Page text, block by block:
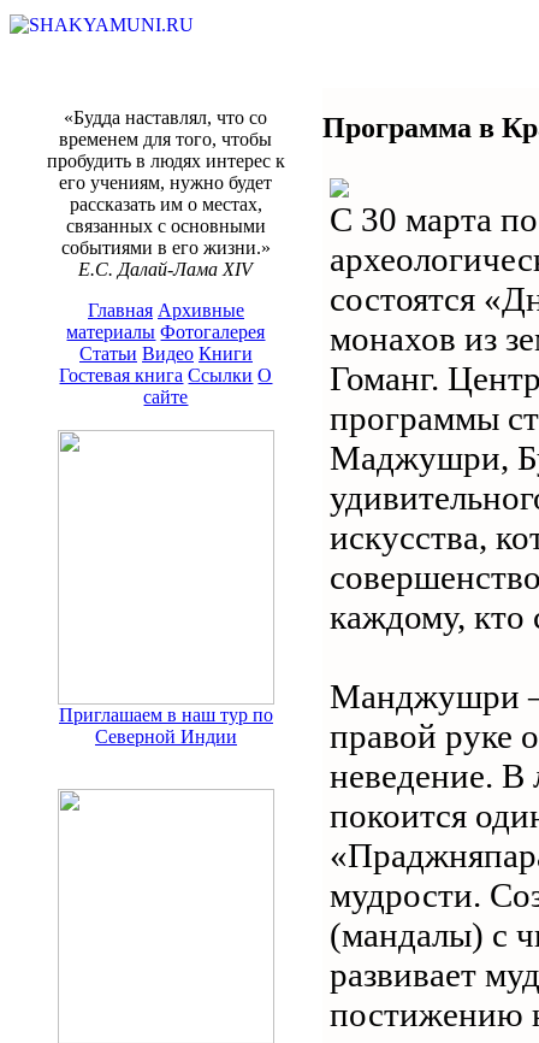
«Будда наставлял, что со
временем для того, чтобы
пробудить в людях интерес к
его учениям, нужно будет
рассказать им о местах,
связанных с основными
событиями в его жизни.»
Е.С. Далай-Лама XIV
Главная Архивные
материалы Фотогалерея
Статьи Видео Книги
Гостевая книга Ссылки О
сайте
Приглашаем в наш тур по
Северной Индии
Программа в
С 30 марта
состоятся
монахов из
Гоманг.
программы
Маджушри,
искусства,
каждому, кто
Манджушри ‒
правой руке
неведение. В
покоится
мудрости.
(мандалы) с
развивает
постижению